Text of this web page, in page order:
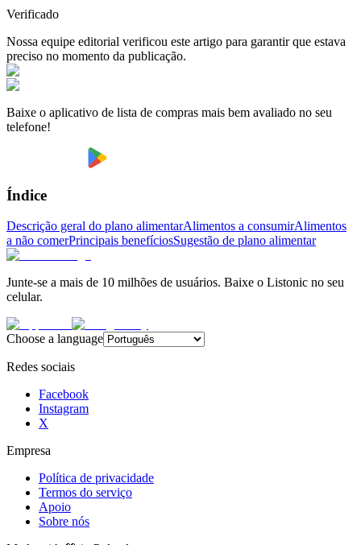
Verificado
Nossa equipe editorial verificou este artigo para garantir que estava
preciso no momento da publicação.
Baixe o aplicativo de lista de compras mais bem avaliado no seu
telefone!
Índice
Descrição geral do plano alimentarAlimentos a consumirAlimentos
a não comerPrincipais benefíciosSugestão de plano alimentar
Junte-se a mais de 10 milhões de usuários. Baixe o Listonic no seu
celular.
Choose a language
Redes sociais
Facebook
Instagram
X
Empresa
Política de privacidade
Termos do serviço
Apoio
Sobre nós